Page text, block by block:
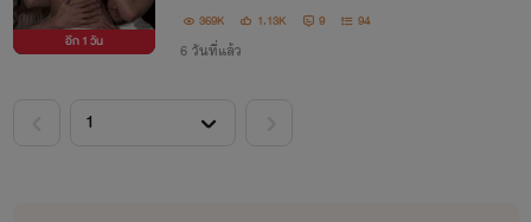
อีก1 วัน
369K 1.13K 9 94
6 วันที่แล้ว